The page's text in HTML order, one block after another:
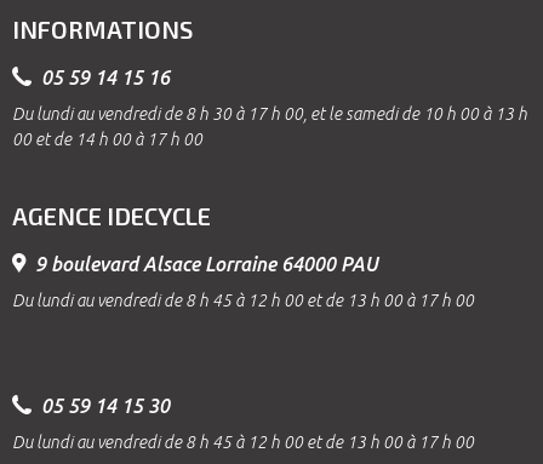
INFORMATIONS
05 59 14 15 16
Du lundi au vendredi de 8 h 30 à 17 h 00, et le samedi de 10 h 00 à 13 h
00 et de 14 h 00 à 17 h 00
AGENCE IDECYCLE
9 boulevard Alsace Lorraine 64000 PAU
Du lundi au vendredi de 8 h 45 à 12 h 00 et de 13 h 00 à 17 h 00
05 59 14 15 30
Du lundi au vendredi de 8 h 45 à 12 h 00 et de 13 h 00 à 17 h 00